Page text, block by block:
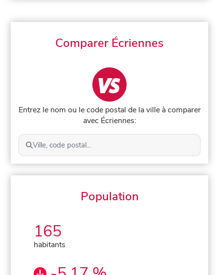
Comparer Écriennes
Entrez le nom ou le code postal de la ville à comparer
avec Écriennes:
Ville, code postal...
Population
165
habitants